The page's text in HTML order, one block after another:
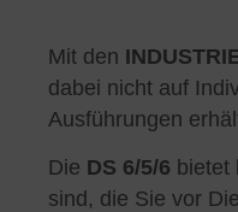
Mit den
dabei nicht auf
Ausführungen
Die DS 6/5/6 bietet
sind, die Sie vor